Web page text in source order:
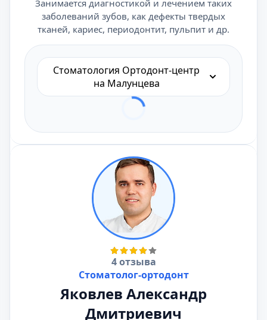
Занимается диагностикой и лечением таких
заболеваний зубов, как дефекты твердых
тканей, кариес, периодонтит, пульпит и др.
Стоматология Ортодонт-центр
на Малунцева
4 отзыва
Стоматолог-ортодонт
Яковлев Александр
Дмитриевич